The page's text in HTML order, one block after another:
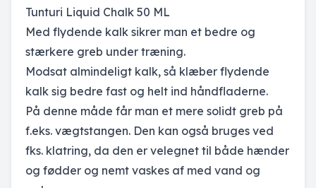
Tunturi Liquid Chalk 50 ML
Med flydende kalk sikrer man et bedre og
stærkere greb under træning.
Modsat almindeligt kalk, så klæber flydende
kalk sig bedre fast og helt ind håndfladerne.
På denne måde får man et mere solidt greb på
f.eks. vægtstangen. Den kan også bruges ved
fks. klatring, da den er velegnet til både hænder
og fødder og nemt vaskes af med vand og